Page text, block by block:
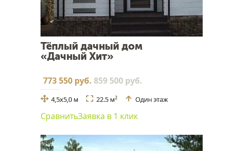
Тёплый дачный дом
«Дачный Хит»
773 550 руб. 859 500 руб.
4,5х5,0 м 22.5 м2 Один этаж
СравнитьЗаявка в 1 клик